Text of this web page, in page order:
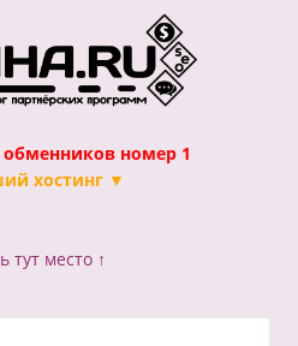
номер 1
хостинг ▼
тут место ↑